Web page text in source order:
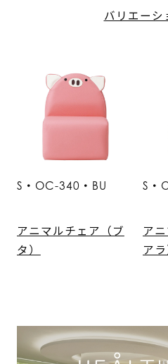
バリエーシ
S・OC-340・BU
アニマルチェア（ブ
タ）
S・
ア
アラ